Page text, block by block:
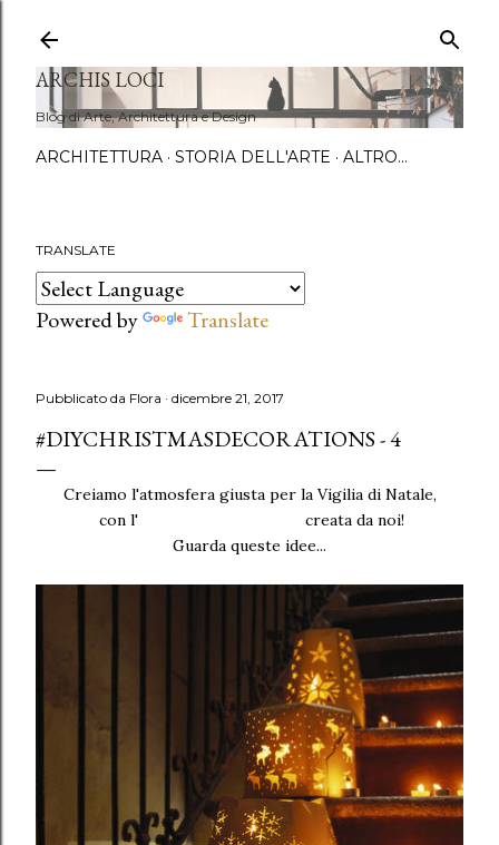
ARCHIS LOCI
Blog di Arte, Architettura e Design
ARCHITETTURA STORIA DELL'ARTE ALTRO…
TRANSLATE
Powered by Translate
Pubblicato da Flora dicembre 21, 2017
#DIYCHRISTMASDECORATIONS - 4
Creiamo l'atmosfera giusta per la Vigilia di Natale,
con l'
creata da noi!
Guarda queste idee...